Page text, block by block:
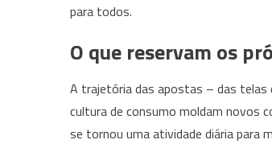
para todos.
O que reservam os
A trajetória das apostas – das
cultura de consumo moldam novos
se tornou uma atividade diária para